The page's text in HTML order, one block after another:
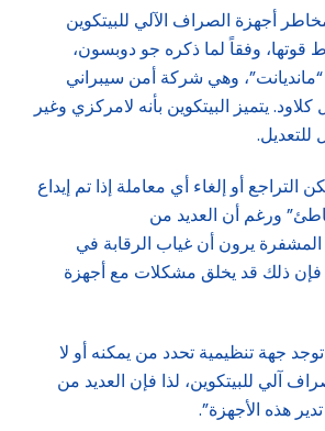
أجهزة الصراف الآلي للبيتكوين
قوتها، وفقاً لما ذكره جو دوبسون،
وهي شركة أمن سيبراني
يتميز البيتكوين بأنه لامركزي وغير
للتعديل.
التراجع أو إلغاء أي معاملة إذا تم إيداع
ورغم أن العديد من
يرون أن غياب الرقابة في
فإن ذلك قد يخلق مشكلات مع أجهزة
جهة تنظيمية تحدد من يمكنه أو لا
آلي للبيتكوين، لذا فإن العديد من
هذه الأجهزة”.